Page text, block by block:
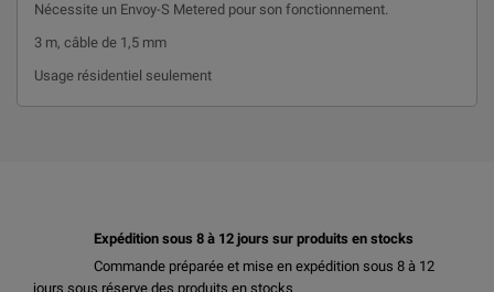
Nécessite un Envoy-S Metered pour son fonctionnement.
3 m, câble de 1,5 mm
Usage résidentiel seulement
Expédition sous 8 à 12 jours sur produits en stocks
Commande préparée et mise en expédition sous 8 à 12
jours sous réserve des produits en stocks